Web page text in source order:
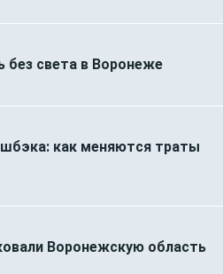
без света в Воронеже
как меняются траты
Воронежскую область